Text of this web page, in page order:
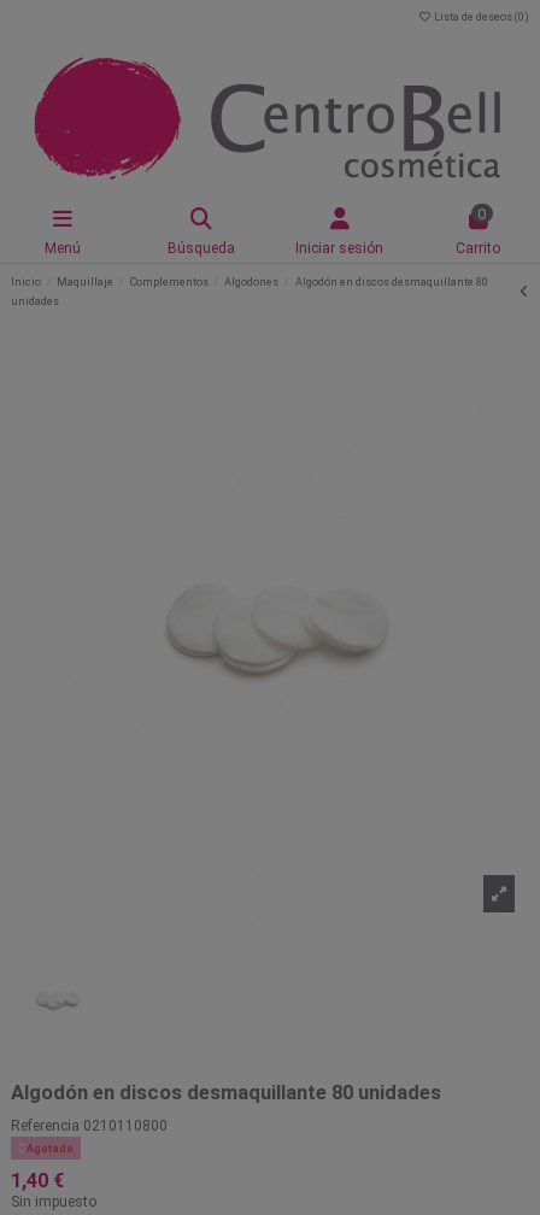
Lista de deseos (0 )
Menú Búsqueda Iniciar sesión
0
Carrito
Inicio Maquillaje Complementos Algodones
Algodón en discos desmaquillante 80
unidades
Algodón en discos desmaquillante 80 unidades
Referencia 0210110800
 Agotado
1,40 €
Sin impuesto